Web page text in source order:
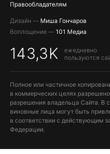
Правообладателям
Дизайн — Миша Гончаров
Воплощение — 101 Медиа
143,3K
ежедневно
пользуются
Полное или частичное
в коммерческих целях
разрешения владельца Сайта. В
виновные лица могут быть
в соответствии с действующим
Федерации.